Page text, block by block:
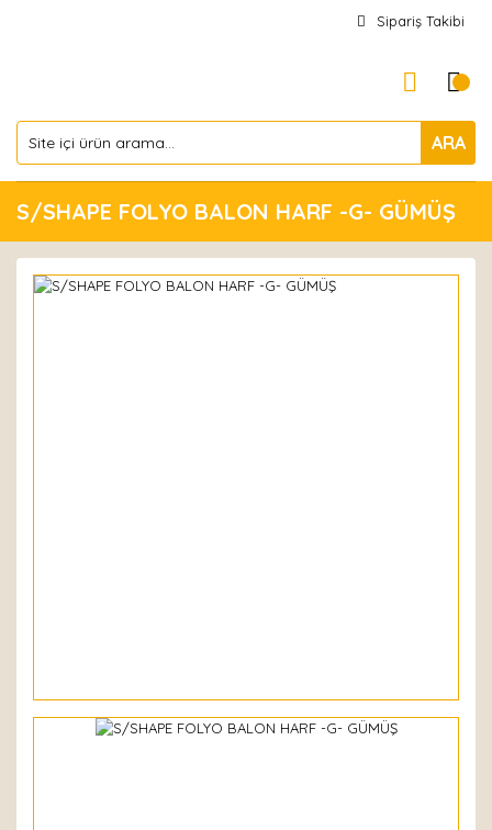
Sipariş Takibi
ARA
S/SHAPE FOLYO BALON HARF -G- GÜMÜŞ